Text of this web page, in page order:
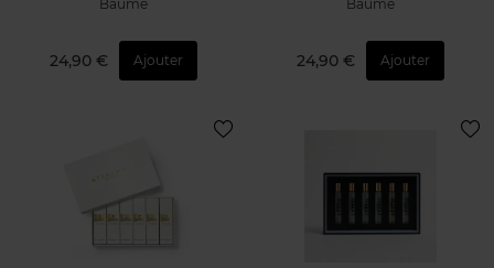
Baume
24,90 € Ajouter
Baume
24,90 € Ajouter